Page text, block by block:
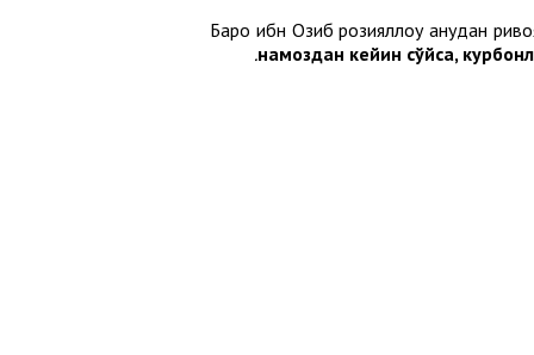
Баро ибн Озиб розияллоҳу анҳудан
намоздан кейин сўйса,